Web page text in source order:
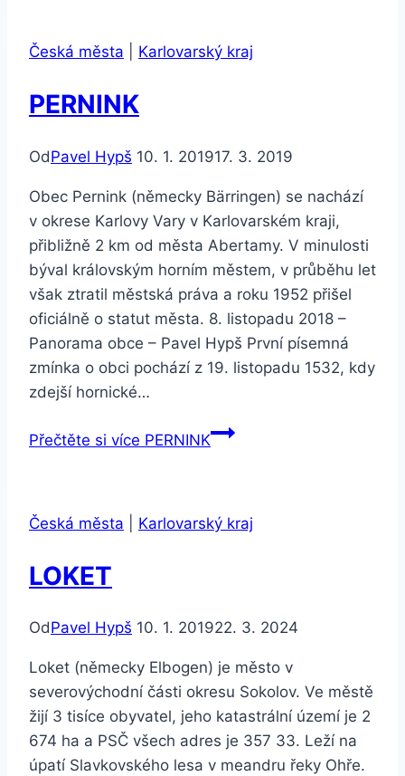
Česká města Karlovarský kraj
PERNINK
OdPavel Hypš 10. 1. 201917. 3. 2019
Obec Pernink (německy Bärringen) se nachází
v okrese Karlovy Vary v Karlovarském kraji,
přibližně 2 km od města Abertamy. V minulosti
býval královským horním městem, v průběhu let
však ztratil městská práva a roku 1952 přišel
oficiálně o statut města. 8. listopadu 2018 –
Panorama obce – Pavel Hypš První písemná
zmínka o obci pochází z 19. listopadu 1532, kdy
zdejší hornické…
Přečtěte si více PERNINK
Česká města Karlovarský kraj
LOKET
OdPavel Hypš 10. 1. 201922. 3. 2024
Loket (německy Elbogen) je město v
severovýchodní části okresu Sokolov. Ve městě
žijí 3 tisíce obyvatel, jeho katastrální území je 2
674 ha a PSČ všech adres je 357 33. Leží na
úpatí Slavkovského lesa v meandru řeky Ohře.